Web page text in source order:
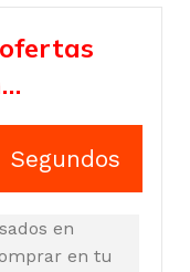
Segundos
en
en tu